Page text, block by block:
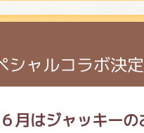
ャルコラボ決
６月はジャッキー
ォメーション